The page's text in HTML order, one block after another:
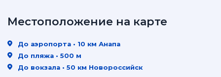
Местоположение на карте
До аэропорта • 10 км Анапа
До пляжа • 500 м
До вокзала • 50 км Новороссийск